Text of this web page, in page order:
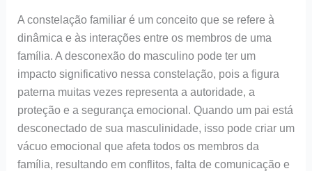
A constelação familiar é um conceito que se refere à
dinâmica e às interações entre os membros de uma
família. A desconexão do masculino pode ter um
impacto significativo nessa constelação, pois a figura
paterna muitas vezes representa a autoridade, a
proteção e a segurança emocional. Quando um pai está
desconectado de sua masculinidade, isso pode criar um
vácuo emocional que afeta todos os membros da
família, resultando em conflitos, falta de comunicação e